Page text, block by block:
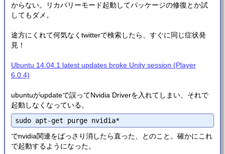
からない。リカバリーモード起動してパッケージの修復とか試
してもダメ。
途方にくれて何気なくtwitterで検索したら、すぐに同じ症状発
見！
Ubuntu 14.04.1 latest updates broke Unity session (Player
6.0.4)
ubuntuがupdateで誤ってNvidia Driverを入れてしまい、それで
起動しなくなっている。
でnvidia関連をばっさり消したら直った、とのこと。確かにこれ
で起動するようになった。